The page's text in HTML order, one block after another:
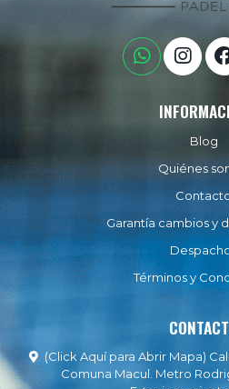
Blog
Quiénes
Garantía cambios y
Términos y
(Click Aquí para Abrir Mapa)
Comuna Macul. Metro